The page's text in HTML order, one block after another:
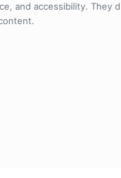
and accessibility. They